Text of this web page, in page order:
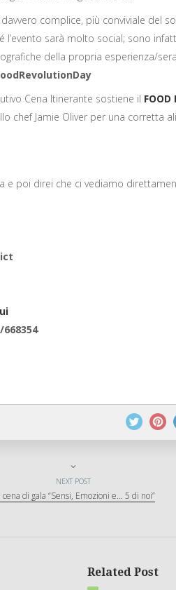
complice, più conviviale del
l’evento sarà molto social; sono
della propria esperienza/
Cena Itinerante sostiene il FOOD
chef Jamie Oliver per una corretta
e poi direi che ci vediamo
NEXT POST
cena di gala “Sensi, Emozioni e… 5 di noi”
Related Post